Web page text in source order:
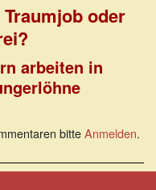
oder
arbeiten in
bitteAnmelden.